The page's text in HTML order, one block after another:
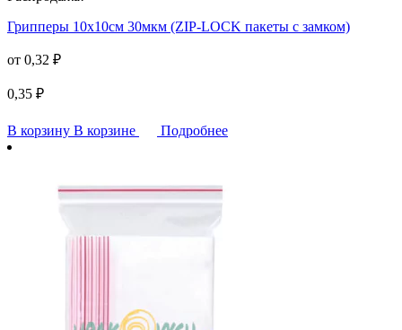
Грипперы 10х10см 30мкм (ZIP-LOCK пакеты с замком)
от 0,32 ₽
0,35 ₽
В корзину В корзине Подробнее